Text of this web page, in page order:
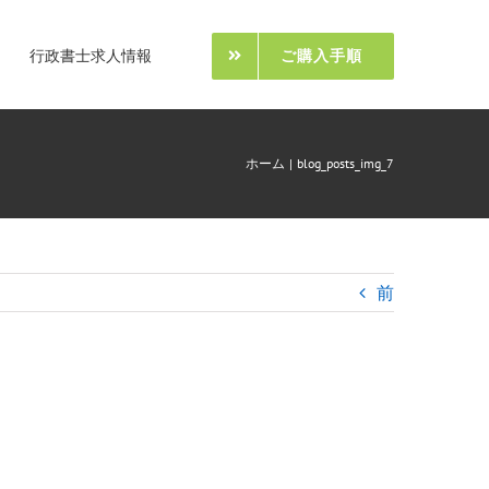
行政書士求人情報 ご購入手順
ホーム blog_posts_img_7
前